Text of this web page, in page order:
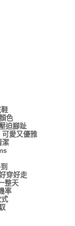
色
迫腳趾
可愛又優雅
潔
穿好走
整天
率